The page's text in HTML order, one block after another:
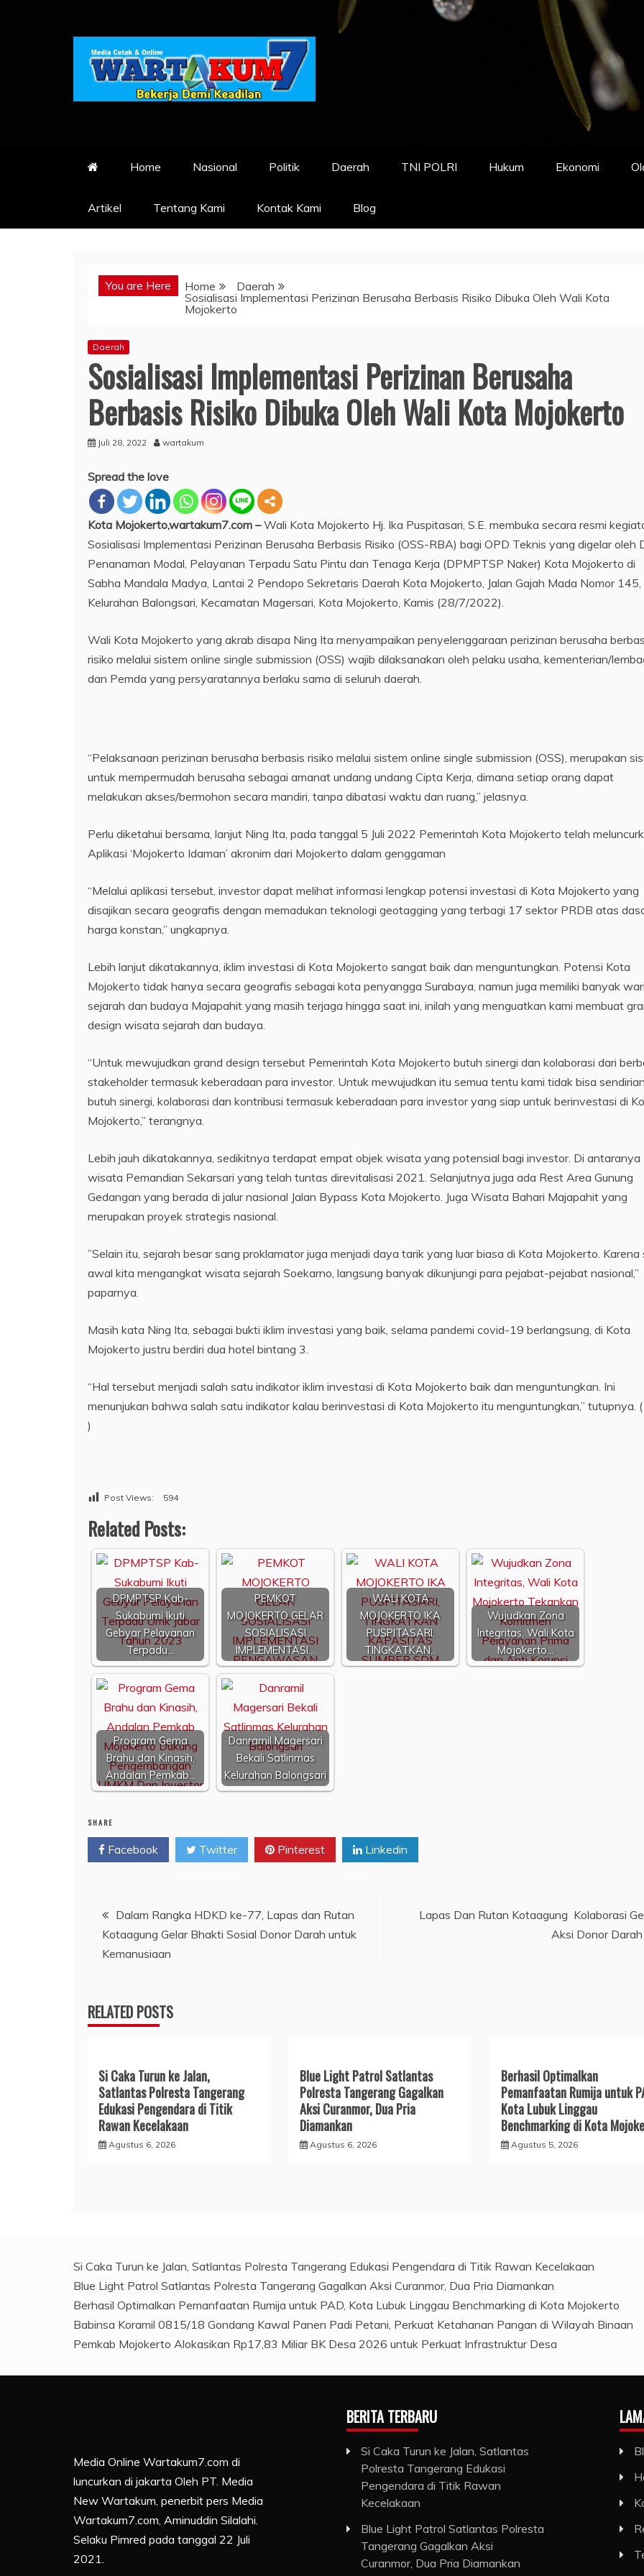
Home Nasional Politik Daerah TNI POLRI Hukum Ekonomi
Artikel Tentang Kami Kontak Kami Blog
You are Here Home
Daerah
Sosialisasi Implementasi Perizinan Berusaha Berbasis Risiko Dibuka Oleh Wali Kota
Mojokerto
Daerah
Sosialisasi Implementasi Perizinan Berusaha
Berbasis Risiko Dibuka Oleh Wali Kota Mojokerto
Juli 28, 2022 wartakum
Spread the love
Kota Mojokerto,wartakum7.com –Wali Kota Mojokerto Hj. Ika Puspitasari, S.E. membuka secara resmi
Sosialisasi Implementasi Perizinan Berusaha Berbasis Risiko (OSS-RBA) bagi OPD Teknis yang digelar oleh
Penanaman Modal, Pelayanan Terpadu Satu Pintu dan Tenaga Kerja (DPMPTSP Naker) Kota Mojokerto di
Sabha Mandala Madya, Lantai 2 Pendopo Sekretaris Daerah Kota Mojokerto, Jalan Gajah Mada Nomor 145,
Kelurahan Balongsari, Kecamatan Magersari, Kota Mojokerto, Kamis (28/7/2022).
Wali Kota Mojokerto yang akrab disapa Ning Ita menyampaikan penyelenggaraan perizinan berusaha
risiko melalui sistem online single submission (OSS) wajib dilaksanakan oleh pelaku usaha, kementerian/
dan Pemda yang persyaratannya berlaku sama di seluruh daerah.
“Pelaksanaan perizinan berusaha berbasis risiko melalui sistem online single submission (OSS), merupakan
untuk mempermudah berusaha sebagai amanat undang undang Cipta Kerja, dimana setiap orang dapat
melakukan akses/bermohon secara mandiri, tanpa dibatasi waktu dan ruang,” jelasnya.
Perlu diketahui bersama, lanjut Ning Ita, pada tanggal 5 Juli 2022 Pemerintah Kota Mojokerto telah
Aplikasi ‘Mojokerto Idaman’ akronim dari Mojokerto dalam genggaman
“Melalui aplikasi tersebut, investor dapat melihat informasi lengkap potensi investasi di Kota Mojokerto yang
disajikan secara geografis dengan memadukan teknologi geotagging yang terbagi 17 sektor PRDB atas
harga konstan,” ungkapnya.
Lebih lanjut dikatakannya, iklim investasi di Kota Mojokerto sangat baik dan menguntungkan. Potensi Kota
Mojokerto tidak hanya secara geografis sebagai kota penyangga Surabaya, namun juga memiliki banyak
sejarah dan budaya Majapahit yang masih terjaga hingga saat ini, inilah yang menguatkan kami membuat
design wisata sejarah dan budaya.
“Untuk mewujudkan grand design tersebut Pemerintah Kota Mojokerto butuh sinergi dan kolaborasi dari
stakeholder termasuk keberadaan para investor. Untuk mewujudkan itu semua tentu kami tidak bisa
butuh sinergi, kolaborasi dan kontribusi termasuk keberadaan para investor yang siap untuk berinvestasi di
Mojokerto,” terangnya.
Lebih jauh dikatakannya, sedikitnya terdapat empat objek wisata yang potensial bagi investor. Di antaranya
wisata Pemandian Sekarsari yang telah tuntas direvitalisasi 2021. Selanjutnya juga ada Rest Area Gunung
Gedangan yang berada di jalur nasional Jalan Bypass Kota Mojokerto. Juga Wisata Bahari Majapahit yang
merupakan proyek strategis nasional.
”Selain itu, sejarah besar sang proklamator juga menjadi daya tarik yang luar biasa di Kota Mojokerto. Karena
awal kita mengangkat wisata sejarah Soekarno, langsung banyak dikunjungi para pejabat-pejabat nasional,”
paparnya.
Masih kata Ning Ita, sebagai bukti iklim investasi yang baik, selama pandemi covid-19 berlangsung, di Kota
Mojokerto justru berdiri dua hotel bintang 3.
“Hal tersebut menjadi salah satu indikator iklim investasi di Kota Mojokerto baik dan menguntungkan. Ini
menunjukan bahwa salah satu indikator kalau berinvestasi di Kota Mojokerto itu menguntungkan,” tutupnya.
)
Post Views: 594
Related Posts:
DPMPTSP Kab-
Sukabumi Ikuti
Gebyar Pelayanan
Terpadu…
PEMKOT
MOJOKERTO GELAR
SOSIALISASI
IMPLEMENTASI…
WALI KOTA
MOJOKERTO IKA
PUSPITASARI,
TINGKATKAN…
Wujudkan Zona
Integritas, Wali Kota
Mojokerto…
Program Gema
Brahu dan Kinasih,
Andalan Pemkab…
Danramil Magersari
Bekali Satlinmas
Kelurahan Balongsari
SHARE
Facebook Twitter Pinterest Linkedin
Navigasi
pos
Dalam Rangka HDKD ke-77, Lapas dan Rutan
Kotaagung Gelar Bhakti Sosial Donor Darah untuk
Kemanusiaan
Lapas Dan Rutan Kotaagung Kolaborasi
Aksi Donor Darah
RELATED POSTS
Si Caka Turun ke Jalan,
Satlantas Polresta Tangerang
Edukasi Pengendara di Titik
Rawan Kecelakaan
Agustus 6, 2026
Blue Light Patrol Satlantas
Polresta Tangerang Gagalkan
Aksi Curanmor, Dua Pria
Diamankan
Agustus 6, 2026
Berhasil Optimalkan
Pemanfaatan Rumija untuk
Kota Lubuk Linggau
Benchmarking di Kota
Agustus 5, 2026
Si Caka Turun ke Jalan, Satlantas Polresta Tangerang Edukasi Pengendara di Titik Rawan Kecelakaan
Blue Light Patrol Satlantas Polresta Tangerang Gagalkan Aksi Curanmor, Dua Pria Diamankan
Berhasil Optimalkan Pemanfaatan Rumija untuk PAD, Kota Lubuk Linggau Benchmarking di Kota Mojokerto
Babinsa Koramil 0815/18 Gondang Kawal Panen Padi Petani, Perkuat Ketahanan Pangan di Wilayah Binaan
Pemkab Mojokerto Alokasikan Rp17,83 Miliar BK Desa 2026 untuk Perkuat Infrastruktur Desa
Media Online Wartakum7.com di
luncurkan di jakarta Oleh PT. Media
New Wartakum, penerbit pers Media
Wartakum7.com, Aminuddin Silalahi.
Selaku Pimred pada tanggal 22 Juli
2021.
BERITA TERBARU
Si Caka Turun ke Jalan, Satlantas
Polresta Tangerang Edukasi
Pengendara di Titik Rawan
Kecelakaan
Blue Light Patrol Satlantas Polresta
Tangerang Gagalkan Aksi
Curanmor, Dua Pria Diamankan